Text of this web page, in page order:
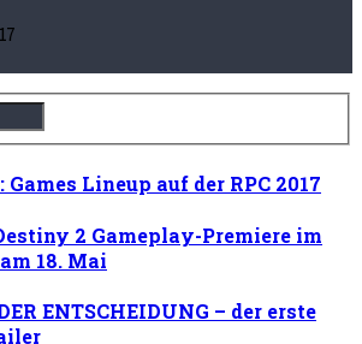
Lineup auf der RPC 2017
2 Gameplay-Premiere im
18. Mai
ENTSCHEIDUNG – der erste